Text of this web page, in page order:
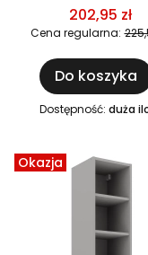
ZAK BB szara
202,95 zł
Cena regularna:
Do koszyka
Dostępność: duża
Okazja